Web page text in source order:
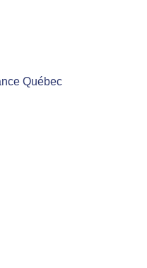
Québec